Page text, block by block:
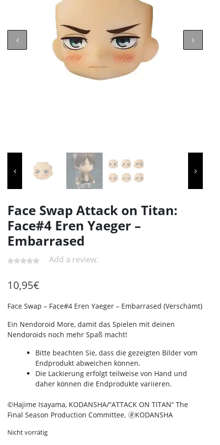
Face Swap Attack on Titan:
Face#4 Eren Yaeger –
Embarrased
Add a review.
10,95€
Face Swap – Face#4 Eren Yaeger – Embarrased (Verschämt)
Ein Nendoroid More, damit das Spielen mit deinen
Nendoroids noch mehr Spaß macht!
Bitte beachten Sie, dass die gezeigten Bilder vom
Endprodukt abweichen können.
Die Lackierung erfolgt teilweise von Hand und
daher können die Endprodukte variieren.
©Hajime Isayama, KODANSHA/“ATTACK ON TITAN“ The
Final Season Production Committee. 🄬KODANSHA
Nicht vorrätig